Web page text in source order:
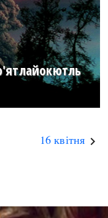
16 квітня keyboard_arrow_right